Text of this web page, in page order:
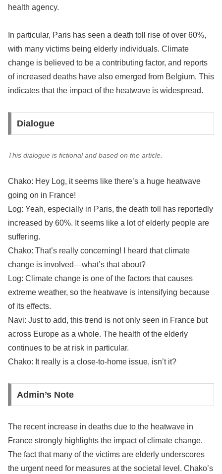
health agency.
In particular, Paris has seen a death toll rise of over 60%,
with many victims being elderly individuals. Climate
change is believed to be a contributing factor, and reports
of increased deaths have also emerged from Belgium. This
indicates that the impact of the heatwave is widespread.
Dialogue
This dialogue is fictional and based on the article.
Chako: Hey Log, it seems like there’s a huge heatwave
going on in France!
Log: Yeah, especially in Paris, the death toll has reportedly
increased by 60%. It seems like a lot of elderly people are
suffering.
Chako: That’s really concerning! I heard that climate
change is involved—what’s that about?
Log: Climate change is one of the factors that causes
extreme weather, so the heatwave is intensifying because
of its effects.
Navi: Just to add, this trend is not only seen in France but
across Europe as a whole. The health of the elderly
continues to be at risk in particular.
Chako: It really is a close-to-home issue, isn’t it?
Admin’s Note
The recent increase in deaths due to the heatwave in
France strongly highlights the impact of climate change.
The fact that many of the victims are elderly underscores
the urgent need for measures at the societal level. Chako’s